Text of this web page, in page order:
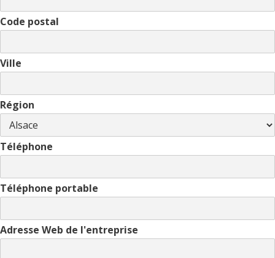
Code postal
Ville
Région
Téléphone
Téléphone portable
Adresse Web de l'entreprise